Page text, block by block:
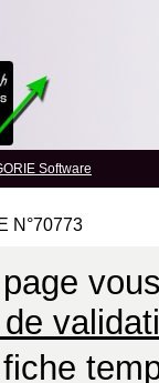
Software
N°70773